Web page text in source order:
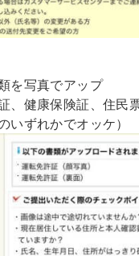
を写真でアップ
、健康保険証、住民
いずれかでオッケ）